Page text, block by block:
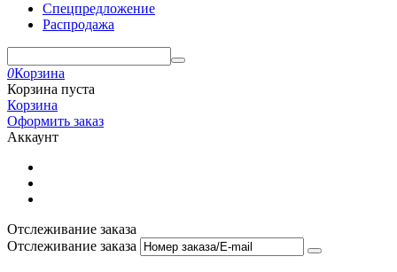
Спецпредложение
Распродажа
0Корзина
Корзина пуста
Корзина
Оформить заказ
Аккаунт
Отслеживание заказа
Отслеживание заказа